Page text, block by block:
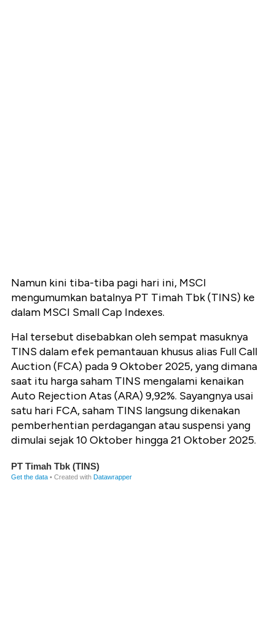
Namun kini tiba-tiba pagi hari ini, MSCI
mengumumkan batalnya PT Timah Tbk (TINS) ke
dalam MSCI Small Cap Indexes.
Hal tersebut disebabkan oleh sempat masuknya
TINS dalam efek pemantauan khusus alias Full Call
Auction (FCA) pada 9 Oktober 2025, yang dimana
saat itu harga saham TINS mengalami kenaikan
Auto Rejection Atas (ARA) 9,92%. Sayangnya usai
satu hari FCA, saham TINS langsung dikenakan
pemberhentian perdagangan atau suspensi yang
dimulai sejak 10 Oktober hingga 21 Oktober 2025.